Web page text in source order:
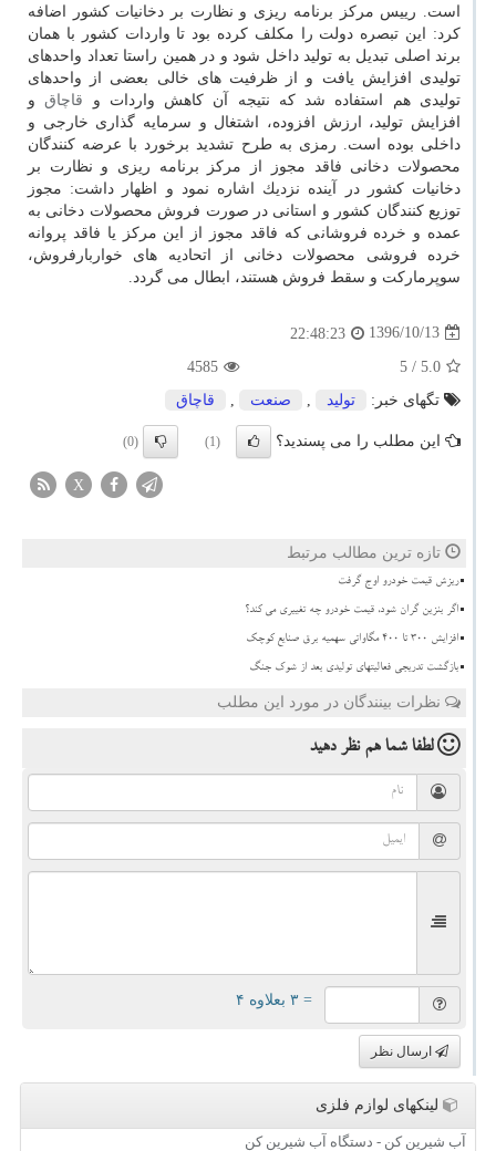
است. رییس مركز برنامه ریزی و نظارت بر دخانیات كشور اضافه
كرد: این تبصره دولت را مكلف كرده بود تا واردات كشور با همان
برند اصلی تبدیل به تولید داخل شود و در همین راستا تعداد واحدهای
تولیدی افزایش یافت و از ظرفیت های خالی بعضی از واحدهای
تولیدی هم استفاده شد كه نتیجه آن كاهش واردات و قاچاقو
افزایش تولید، ارزش افزوده، اشتغال و سرمایه گذاری خارجی و
داخلی بوده است. رمزی به طرح تشدید برخورد با عرضه كنندگان
محصولات دخانی فاقد مجوز از مركز برنامه ریزی و نظارت بر
دخانیات كشور در آینده نزدیك اشاره نمود و اظهار داشت: مجوز
توزیع كنندگان كشور و استانی در صورت فروش محصولات دخانی به
عمده و خرده فروشانی كه فاقد مجوز از این مركز یا فاقد پروانه
خرده فروشی محصولات دخانی از اتحادیه های خواربارفروش،
سوپرماركت و سقط فروش هستند، ابطال می گردد.
1396/10/13
22:48:23
5.0
/ 5
4585
تگهای خبر:
تولید , صنعت , قاچاق
این مطلب را می پسندید؟ (1)
(0)
X
تازه ترین مطالب مرتبط
ریزش قیمت خودرو اوج گرفت
اگر بنزین گران شود، قیمت خودرو چه تغییری می کند؟
افزایش 300 تا 400 مگاواتی سهمیه برق صنایع کوچک
بازگشت تدریجی فعالیتهای تولیدی بعد از شوک جنگ
نظرات بینندگان در مورد این مطلب
لطفا شما همنظر دهید
= ۳ بعلاوه ۴
ارسال نظر
لینکهای لوازم فلزی
آب شیرین کن - دستگاه آب شیرین کن